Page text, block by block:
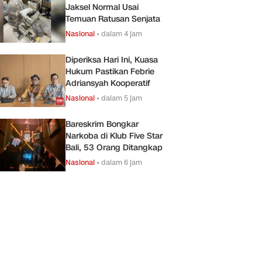
Jaksel Normal Usai
Temuan Ratusan Senjata
Nasional •dalam 4 jam
Diperiksa Hari Ini, Kuasa
Hukum Pastikan Febrie
Adriansyah Kooperatif
Nasional •dalam 5 jam
Bareskrim Bongkar
Narkoba di Klub Five Star
Bali, 53 Orang Ditangkap
Nasional •dalam 6 jam